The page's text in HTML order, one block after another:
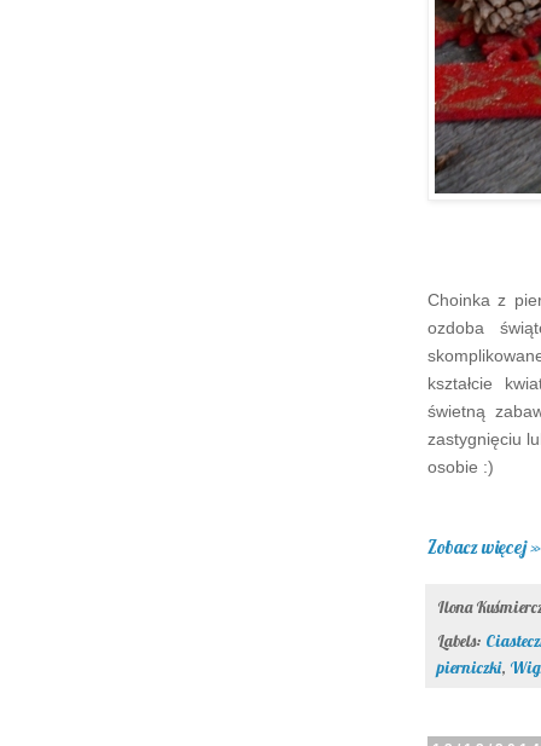
Choinka z
ozdoba
kształcie
świetną
zastygnięciu
osobie :)
Zobacz więcej »
Ilona
Labels:
pierniczki,